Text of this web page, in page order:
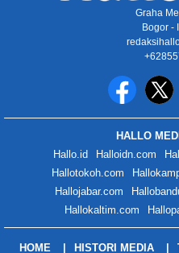
Graha
Bogor -
HALLO
Hallo.id
Halloidn.com
Hallotokoh.com
Hallojabar.com
Hallokaltim.com
HOME HISTORI MEDIA